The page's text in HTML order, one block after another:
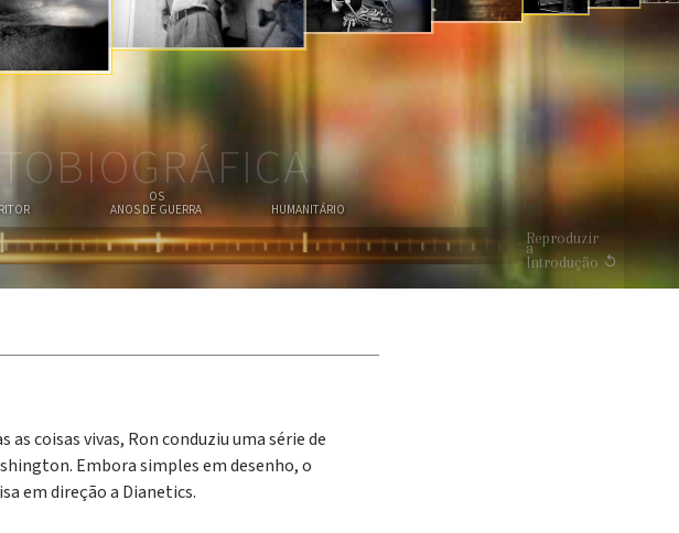
VER O VÍDEO
I
O
R
OS
ANOS DE GUERRA
HUMANITÁRIO
Reproduzir
a
Introdução
coisas vivas, Ron conduziu uma série de
Embora simples em desenho, o
em direção a Dianetics.